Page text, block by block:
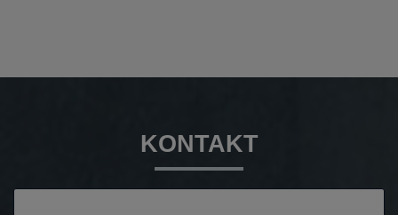
KONTAKT